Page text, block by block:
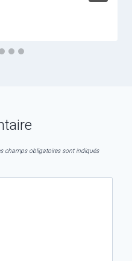
champs obligatoires sont indiqués